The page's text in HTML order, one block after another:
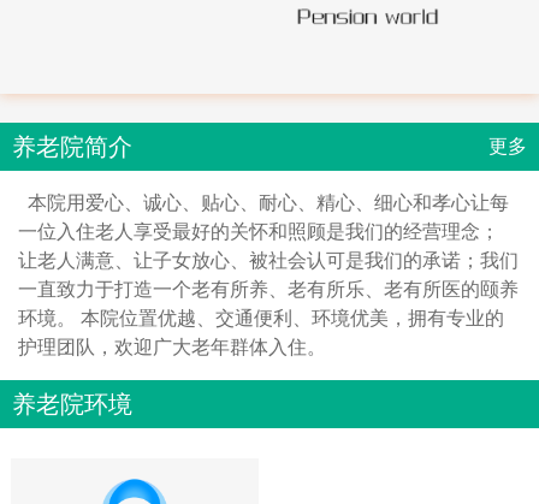
养老院简介 更多
本院用爱心、诚心、贴心、耐心、精心、细心和孝心让每
一位入住老人享受最好的关怀和照顾是我们的经营理念；
让老人满意、让子女放心、被社会认可是我们的承诺；我们
一直致力于打造一个老有所养、老有所乐、老有所医的颐养
环境。 本院位置优越、交通便利、环境优美，拥有专业的
护理团队，欢迎广大老年群体入住。
养老院环境